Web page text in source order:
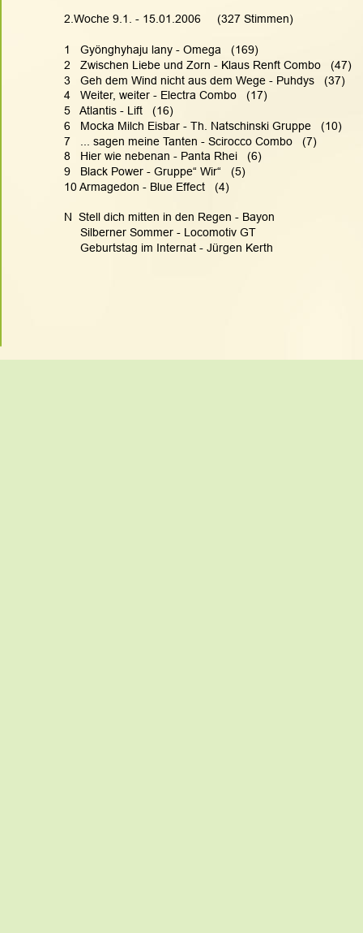
2.Woche 9.1. - 15.01.2006     (327 Stimmen)
1   Gyönghyhaju lany - Omega   (169)
2   Zwischen Liebe und Zorn - Klaus Renft Combo   (47)
3   Geh dem Wind nicht aus dem Wege - Puhdys   (37)
4   Weiter, weiter - Electra Combo   (17)
5   Atlantis - Lift   (16)
6   Mocka Milch Eisbar - Th. Natschinski Gruppe   (10)
7   ... sagen meine Tanten - Scirocco Combo   (7)
8   Hier wie nebenan - Panta Rhei   (6)
9   Black Power - Gruppe“ Wir“   (5)
10 Armagedon - Blue Effect   (4)
N  Stell dich mitten in den Regen - Bayon
     Silberner Sommer - Locomotiv GT
     Geburtstag im Internat - Jürgen Kerth